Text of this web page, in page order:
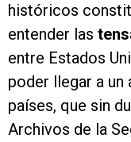
históricos
entender las
entre Estados
poder llegar a
países, que sin
Archivos de la